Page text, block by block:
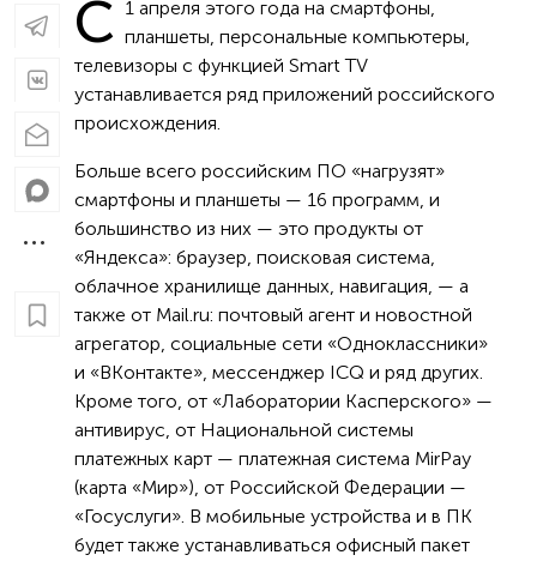
С 1 апреля этого года на смартфоны,
планшеты, персональные компьютеры,
телевизоры с функцией Smart TV
устанавливается ряд приложений российского
происхождения.
Больше всего российским ПО «нагрузят»
смартфоны и планшеты — 16 программ, и
большинство из них — это продукты от
«Яндекса»: браузер, поисковая система,
облачное хранилище данных, навигация, — а
также от Mail.ru: почтовый агент и новостной
агрегатор, социальные сети «Одноклассники»
и «ВКонтакте», мессенджер ICQ и ряд других.
Кроме того, от «Лаборатории Касперского» —
антивирус, от Национальной системы
платежных карт — платежная система MirPay
(карта «Мир»), от Российской Федерации —
«Госуслуги». В мобильные устройства и в ПК
будет также устанавливаться офисный пакет